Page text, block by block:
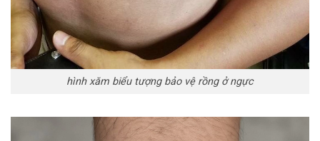
hình xăm biểu tượng bảo vệ rồng ở ngực